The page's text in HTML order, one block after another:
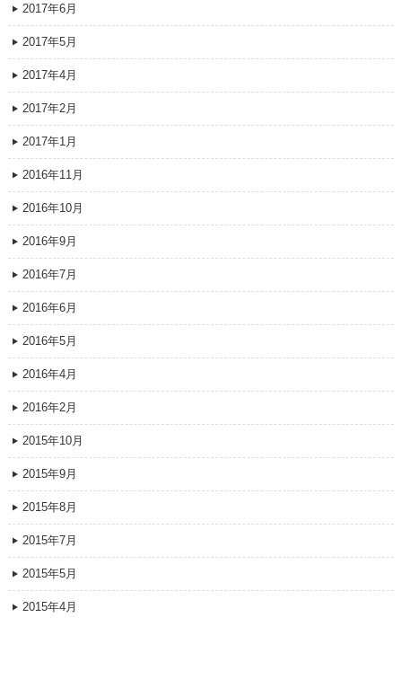
2017年6月
2017年5月
2017年4月
2017年2月
2017年1月
2016年11月
2016年10月
2016年9月
2016年7月
2016年6月
2016年5月
2016年4月
2016年2月
2015年10月
2015年9月
2015年8月
2015年7月
2015年5月
2015年4月